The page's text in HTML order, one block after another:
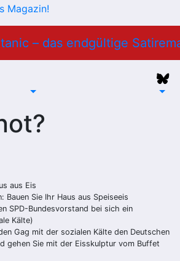
aus Eis
Bauen Sie Ihr Haus aus Speiseeis
SPD-Bundesvorstand bei sich ein
Kälte)
Gag mit der sozialen Kälte den Deutschen
gehen Sie mit der Eisskulptur vom Buffet